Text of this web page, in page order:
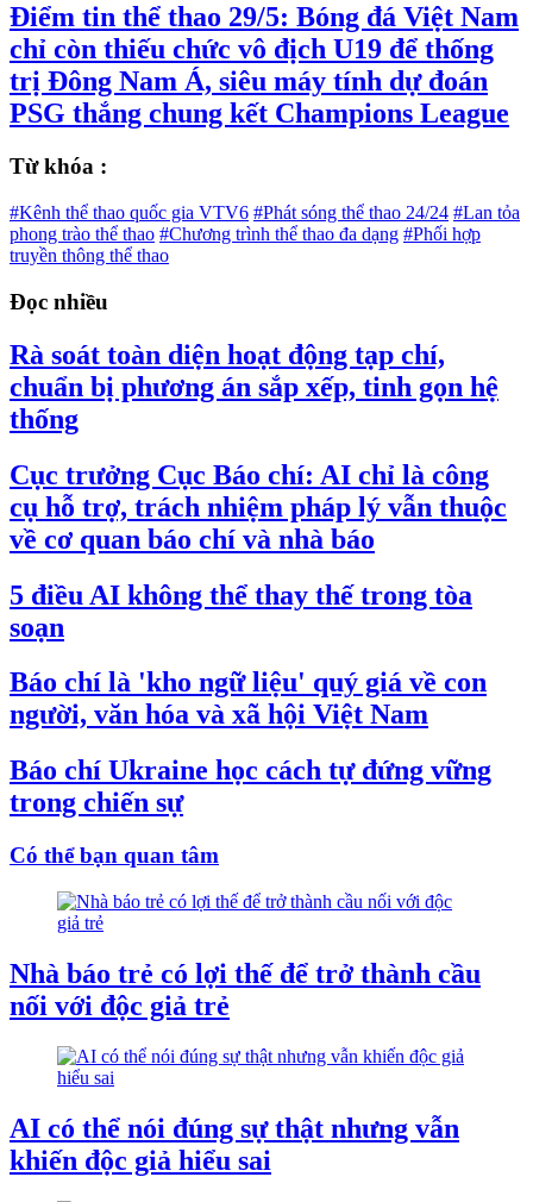
Điểm tin thể thao 29/5: Bóng đá Việt Nam
chỉ còn thiếu chức vô địch U19 để thống
trị Đông Nam Á, siêu máy tính dự đoán
PSG thắng chung kết Champions League
Từ khóa :
#Kênh thể thao quốc gia VTV6 #Phát sóng thể thao 24/24 #Lan tỏa
phong trào thể thao #Chương trình thể thao đa dạng #Phối hợp
truyền thông thể thao
Đọc nhiều
Rà soát toàn diện hoạt động tạp chí,
chuẩn bị phương án sắp xếp, tinh gọn hệ
thống
Cục trưởng Cục Báo chí: AI chỉ là công
cụ hỗ trợ, trách nhiệm pháp lý vẫn thuộc
về cơ quan báo chí và nhà báo
5 điều AI không thể thay thế trong tòa
soạn
Báo chí là 'kho ngữ liệu' quý giá về con
người, văn hóa và xã hội Việt Nam
Báo chí Ukraine học cách tự đứng vững
trong chiến sự
Có thể bạn quan tâm
Nhà báo trẻ có lợi thế để trở thành cầu
nối với độc giả trẻ
AI có thể nói đúng sự thật nhưng vẫn
khiến độc giả hiểu sai